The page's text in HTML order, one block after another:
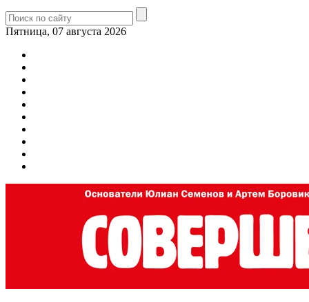
Пятница, 07 августа 2026